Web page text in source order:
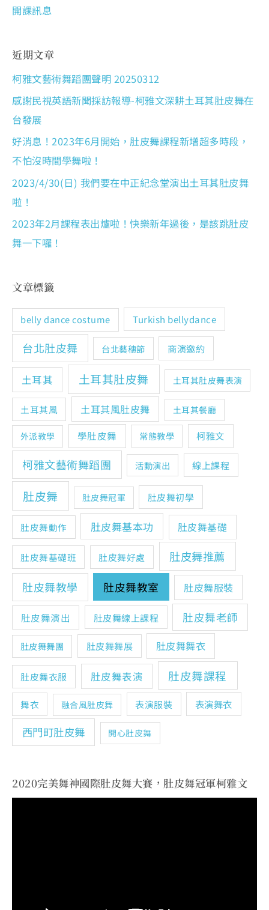
開課訊息
近期文章
柯雅文藝術舞蹈團聲明 20250312
感謝民視英語新聞採訪報導-柯雅文深耕土耳其肚皮舞在
台發展
好消息！2023年6月開始，肚皮舞課程新增超多時段，
不怕沒時間學舞啦！
2023/4/30(日) 我們要在中正紀念堂演出土耳其肚皮舞
啦！
2023年2月課程表出爐啦！快樂新年過後，是該跳肚皮
舞一下囉！
文章標籤
belly dance costume Turkish bellydance
台北肚皮舞 台北藝穗節 商演邀約
土耳其 土耳其肚皮舞 土耳其肚皮舞表演
土耳其風 土耳其風肚皮舞 土耳其餐廳
外派教學 學肚皮舞 常態教學 柯雅文
柯雅文藝術舞蹈團 活動演出 線上課程
肚皮舞 肚皮舞冠軍 肚皮舞初學
肚皮舞動作 肚皮舞基本功 肚皮舞基礎
肚皮舞基礎班 肚皮舞好處
肚皮舞推薦
肚皮舞教學
肚皮舞教室 肚皮舞服裝
肚皮舞演出 肚皮舞線上課程 肚皮舞老師
肚皮舞舞團 肚皮舞舞展 肚皮舞舞衣
肚皮舞衣服 肚皮舞表演 肚皮舞課程
舞衣 融合風肚皮舞 表演服裝 表演舞衣
西門町肚皮舞 開心肚皮舞
2020完美舞神國際肚皮舞大賽，肚皮舞冠軍柯雅文